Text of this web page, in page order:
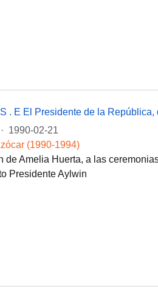
. E El Presidente de la República,
· 1990-02-21
(1990-1994)
de Amelia Huerta, a las
Presidente Aylwin